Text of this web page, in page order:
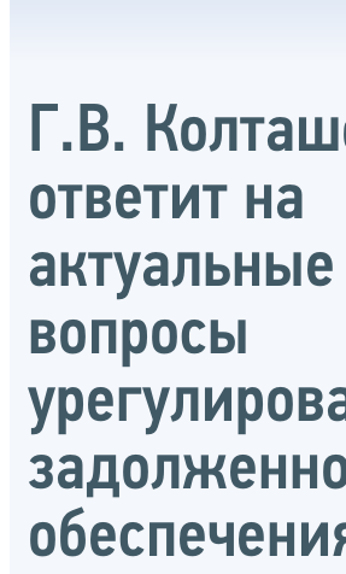
Г.В.
ответит на
актуальные
вопросы